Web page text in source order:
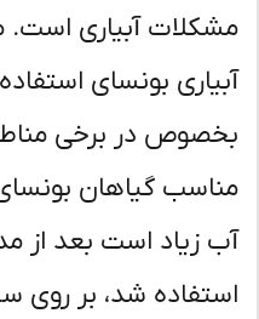
آبیاری است.
بونسای
در برخی مناطق
گیاهان بونسای
زیاد است بعد از مدتی
شد، بر روی سطح